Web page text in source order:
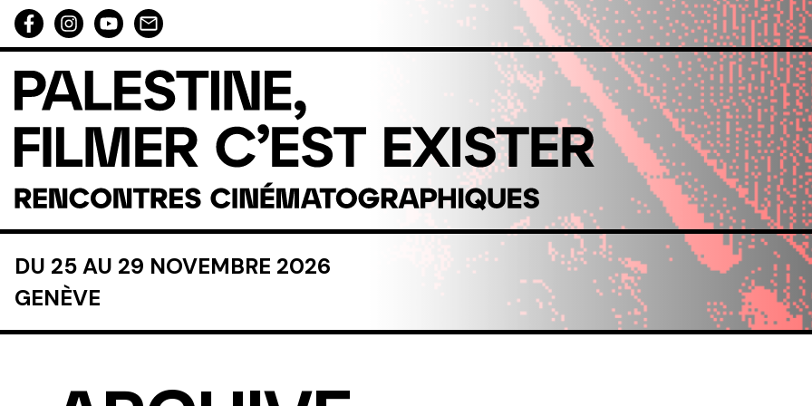
Aller au contenu directement
DU 25 AU 29 NOVEMBRE 2026
GENÈVE